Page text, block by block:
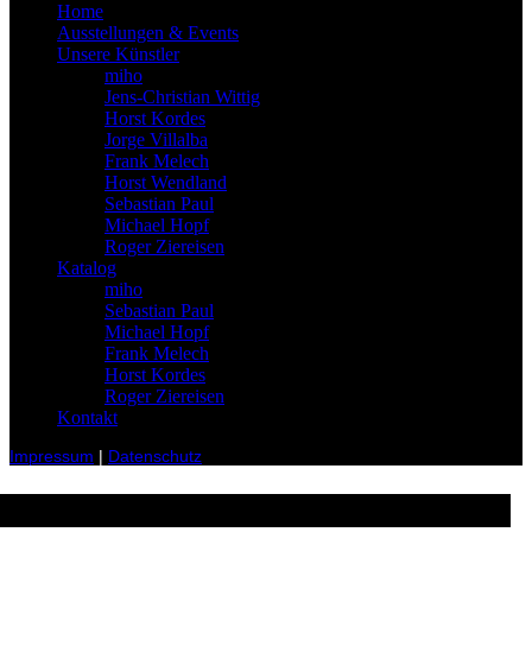
Home
Ausstellungen & Events
Unsere Künstler
miho
Jens-Christian Wittig
Horst Kordes
Jorge Villalba
Frank Melech
Horst Wendland
Sebastian Paul
Michael Hopf
Roger Ziereisen
Katalog
miho
Sebastian Paul
Michael Hopf
Frank Melech
Horst Kordes
Roger Ziereisen
Kontakt
Impressum Datenschutz